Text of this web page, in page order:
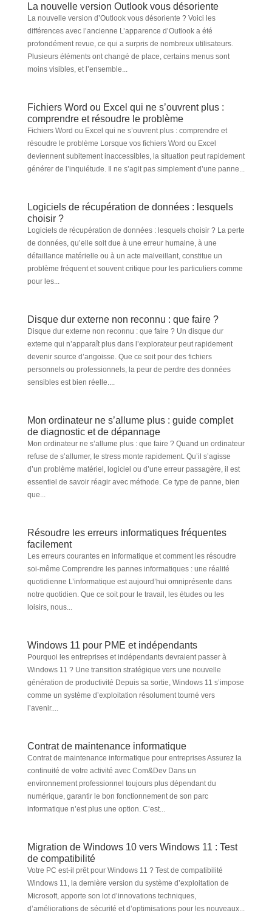
La nouvelle version Outlook vous désoriente
La nouvelle version d’Outlook vous désoriente ? Voici les
différences avec l’ancienne L’apparence d’Outlook a été
profondément revue, ce qui a surpris de nombreux utilisateurs.
Plusieurs éléments ont changé de place, certains menus sont
moins visibles, et l’ensemble...
Fichiers Word ou Excel qui ne s’ouvrent plus :
comprendre et résoudre le problème
Fichiers Word ou Excel qui ne s’ouvrent plus : comprendre et
résoudre le problème Lorsque vos fichiers Word ou Excel
deviennent subitement inaccessibles, la situation peut rapidement
générer de l’inquiétude. Il ne s’agit pas simplement d’une panne...
Logiciels de récupération de données : lesquels
choisir ?
Logiciels de récupération de données : lesquels choisir ? La perte
de données, qu’elle soit due à une erreur humaine, à une
défaillance matérielle ou à un acte malveillant, constitue un
problème fréquent et souvent critique pour les particuliers comme
pour les...
Disque dur externe non reconnu : que faire ?
Disque dur externe non reconnu : que faire ? Un disque dur
externe qui n’apparaît plus dans l’explorateur peut rapidement
devenir source d’angoisse. Que ce soit pour des fichiers
personnels ou professionnels, la peur de perdre des données
sensibles est bien réelle....
Mon ordinateur ne s’allume plus : guide complet
de diagnostic et de dépannage
Mon ordinateur ne s’allume plus : que faire ? Quand un ordinateur
refuse de s’allumer, le stress monte rapidement. Qu’il s’agisse
d’un problème matériel, logiciel ou d’une erreur passagère, il est
essentiel de savoir réagir avec méthode. Ce type de panne, bien
que...
Résoudre les erreurs informatiques fréquentes
facilement
Les erreurs courantes en informatique et comment les résoudre
soi-même Comprendre les pannes informatiques : une réalité
quotidienne L’informatique est aujourd’hui omniprésente dans
notre quotidien. Que ce soit pour le travail, les études ou les
loisirs, nous...
Windows 11 pour PME et indépendants
Pourquoi les entreprises et indépendants devraient passer à
Windows 11 ? Une transition stratégique vers une nouvelle
génération de productivité Depuis sa sortie, Windows 11 s’impose
comme un système d’exploitation résolument tourné vers
l’avenir....
Contrat de maintenance informatique
Contrat de maintenance informatique pour entreprises Assurez la
continuité de votre activité avec Com&Dev Dans un
environnement professionnel toujours plus dépendant du
numérique, garantir le bon fonctionnement de son parc
informatique n’est plus une option. C’est...
Migration de Windows 10 vers Windows 11 : Test
de compatibilité
Votre PC est-il prêt pour Windows 11 ? Test de compatibilité
Windows 11, la dernière version du système d’exploitation de
Microsoft, apporte son lot d’innovations techniques,
d’améliorations de sécurité et d’optimisations pour les nouveaux...